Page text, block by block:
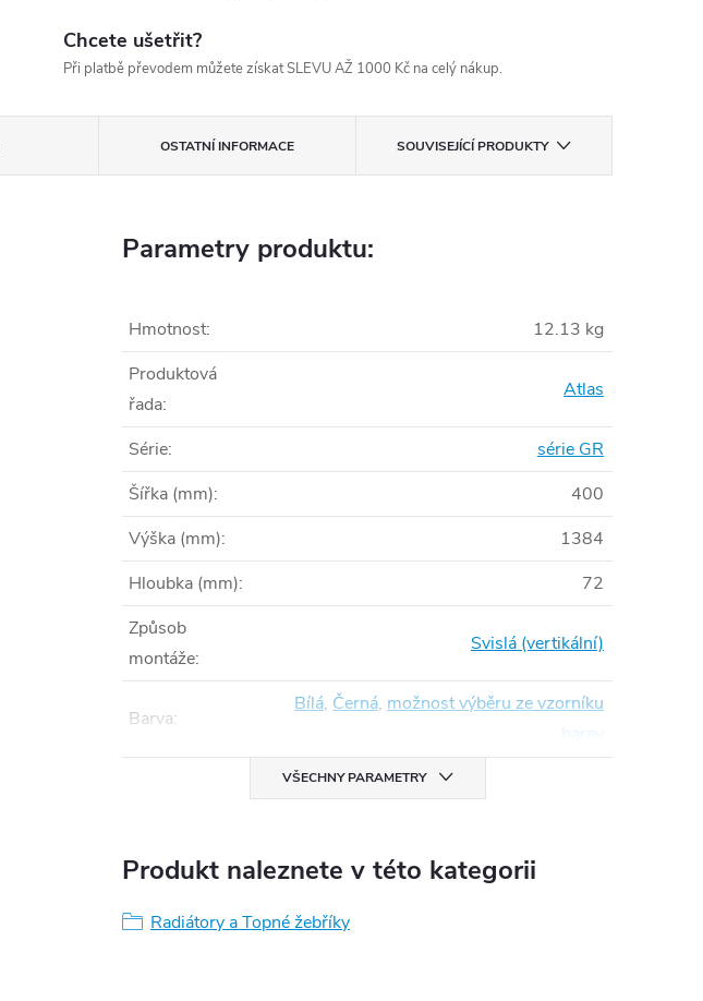
Chcete ušetřit?
Při platbě převodem můžete získat SLEVU AŽ 1000 Kč na celý nákup.
OSTATNÍ INFORMACE SOUVISEJÍCÍ PRODUKTY
Parametry produktu:
Hmotnost:
12.13 kg
Produktová
řada:
Atlas
Série:
série GR
Šířka (mm):
400
Výška (mm):
1384
Hloubka (mm):
72
Způsob
montáže:
Svislá (vertikální)
Barva:
Bílá, Černá, možnost výběru ze vzorníku
barev
VŠECHNY PARAMETRY
Produkt naleznete v této kategorii
Radiátory a Topné žebříky